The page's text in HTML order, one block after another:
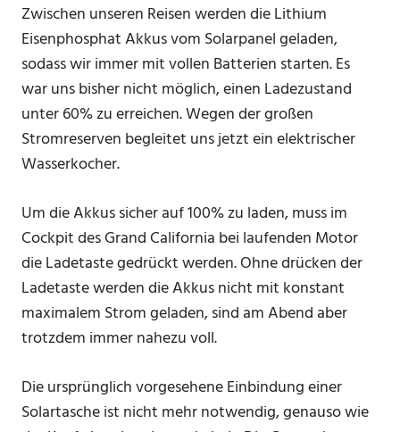
Zwischen unseren Reisen werden die Lithium
Eisenphosphat Akkus vom Solarpanel geladen,
sodass wir immer mit vollen Batterien starten. Es
war uns bisher nicht möglich, einen Ladezustand
unter 60% zu erreichen. Wegen der großen
Stromreserven begleitet uns jetzt ein elektrischer
Wasserkocher.
Um die Akkus sicher auf 100% zu laden, muss im
Cockpit des Grand California bei laufenden Motor
die Ladetaste gedrückt werden. Ohne drücken der
Ladetaste werden die Akkus nicht mit konstant
maximalem Strom geladen, sind am Abend aber
trotzdem immer nahezu voll.
Die ursprünglich vorgesehene Einbindung einer
Solartasche ist nicht mehr notwendig, genauso wie